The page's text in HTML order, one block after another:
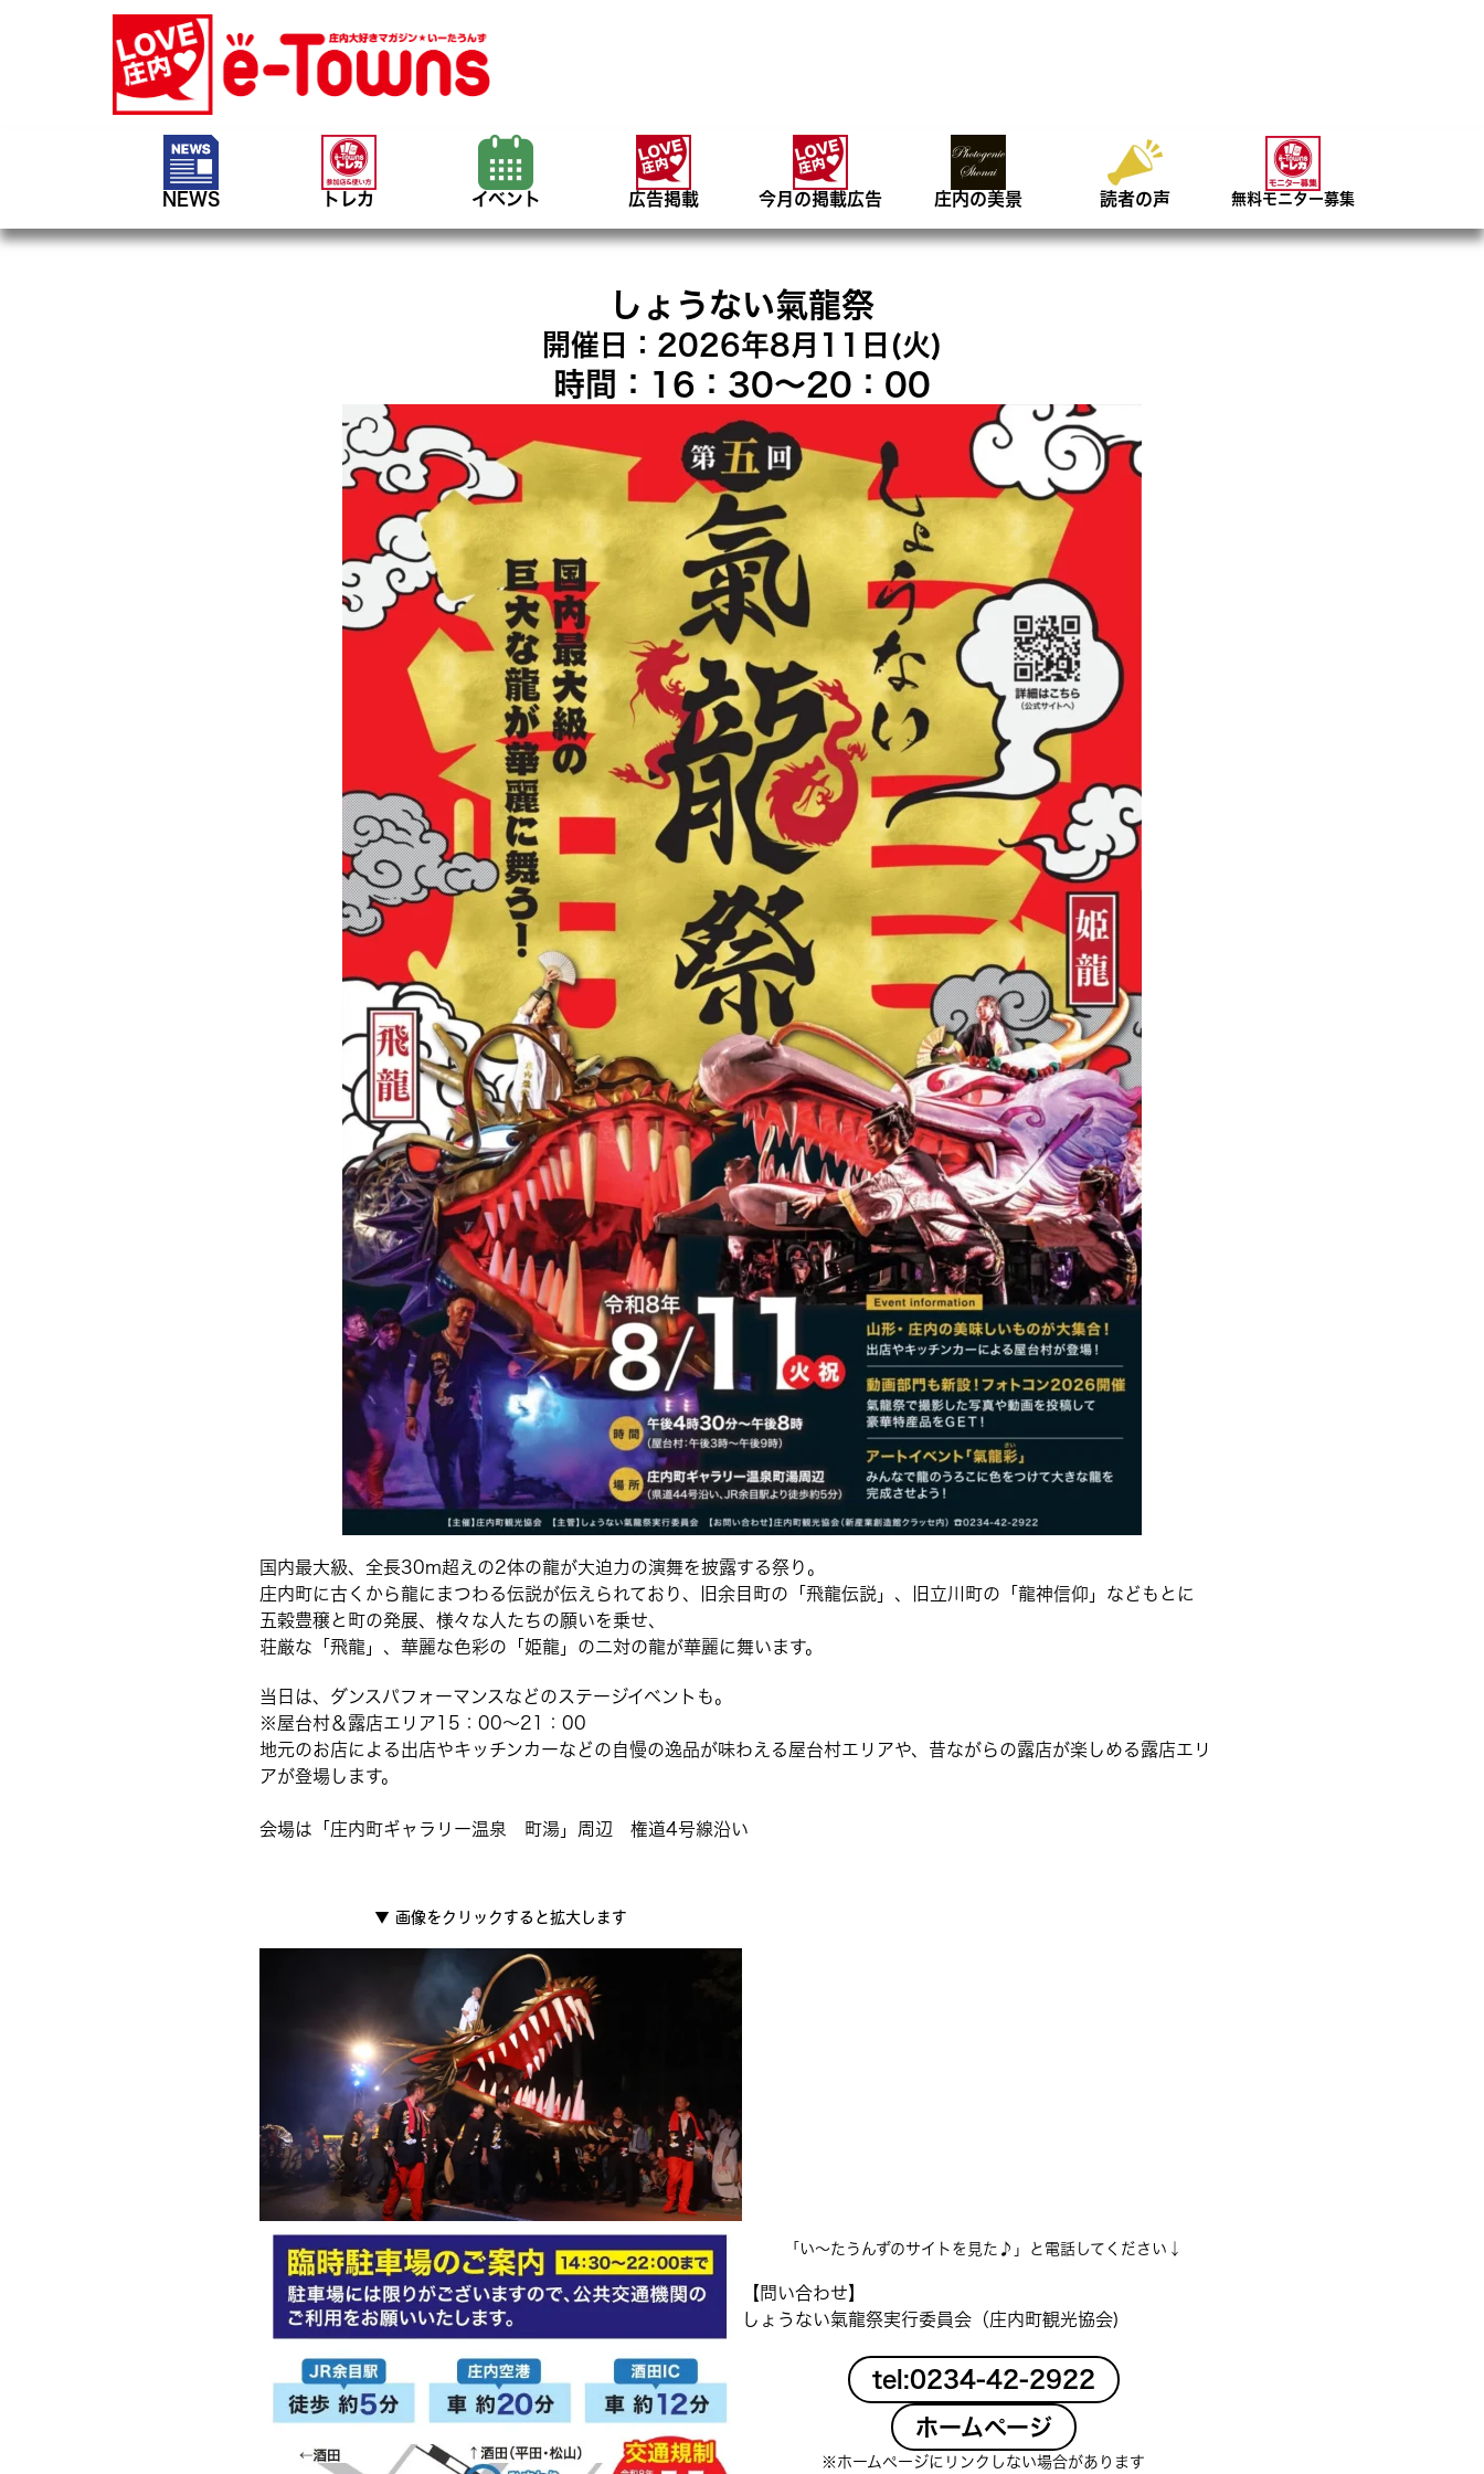
NEWS トレカ イベント 広告掲載 今月の掲載広告 庄内の美景 読者の声 無料モニター募集
しょうない氣龍祭
開催日：2026年8月11日(火)
時間：16：30～20：00
国内最大級、全長30m超えの2体の龍が大迫力の演舞を披露する祭り。
庄内町に古くから龍にまつわる伝説が伝えられており、旧余目町の「飛龍伝説」、旧立川町の「龍神信仰」などもとに
五穀豊穣と町の発展、様々な人たちの願いを乗せ、
荘厳な「飛龍」、華麗な色彩の「姫龍」の二対の龍が華麗に舞います。
当日は、ダンスパフォーマンスなどのステージイベントも。
※屋台村＆露店エリア15：00～21：00
地元のお店による出店やキッチンカーなどの自慢の逸品が味わえる屋台村エリアや、昔ながらの露店が楽しめる露店エリ
アが登場します。
会場は「庄内町ギャラリー温泉 町湯」周辺 権道4号線沿い
▼ 画像をクリックすると拡大します
「い〜たうんずのサイトを見た♪」と電話してください↓
【問い合わせ】
しょうない氣龍祭実行委員会（庄内町観光協会)
tel:0234-42-2922
ホームページ
※ホームページにリンクしない場合があります